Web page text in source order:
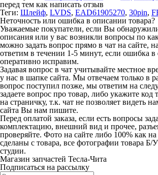
перед тем как написать отзыв
Теги: Шлейф, LVDS, EAD61905270, 30pin,
Неточность или ошибка в описании товара?
Уважаемые покупатели, если Вы
описания или у вас возникли вопросы по
можно задать вопрос прямо в чат на сайте,
ответим в течении 1-5 минут, если ошибка
оперативно исправим.
Задавая вопрос в чат учитывайте местное
у нас в шапке сайта. Мы отвечаем только в
вопрос поступил позже, мы ответим на
задаете вопрос про товар, либо укажите код
на страничку, т.к. чат не позволяет видеть
сайта Вы нам пишите.
Перед оплатой заказа, если есть вопросы
комплектацию, внешний вид и прочее,
проверяйте. Фото на сайте либо 100% как
сделаны с товара, все фотографии товара Б/
студии.
Магазин запчастей Тесла-Чита
Подписаться на рассылку